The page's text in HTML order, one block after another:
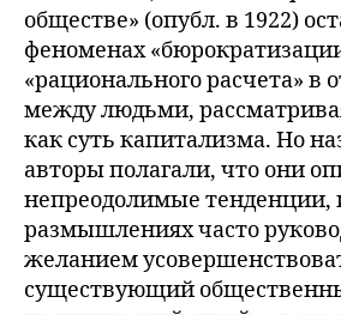
обществе» (опубл. в 1922)
феноменах
«рационального расчета» в
между людьми,
как суть капитализма. Но
авторы полагали, что они
непреодолимые тенденции,
размышлениях часто
желанием
существующий